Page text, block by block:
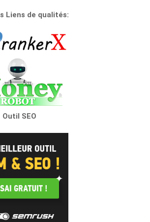
Liens de qualités:
Outil SEO